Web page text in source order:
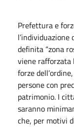
Prefettura e
l’individuazione
definita “zona
viene rafforzata
forze
persone con
patrimonio. I
saranno
che, per motivi